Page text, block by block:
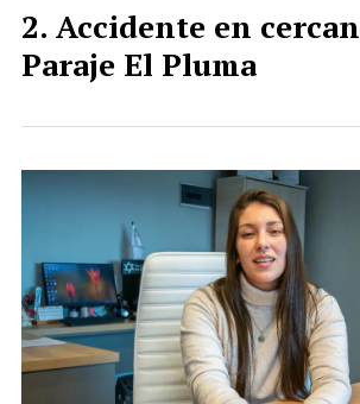
Accidente en
Paraje El Pluma